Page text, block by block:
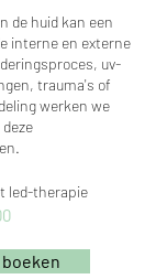
de huid kan een
interne en externe
uv-
trauma's of
werken we
led-therapie